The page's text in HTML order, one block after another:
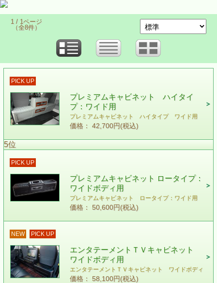
1 / 1ページ
（全8件）
PICK UP
プレミアムキャビネット ハイタイ
プ：ワイド用
プレミアムキャビネット ハイタイプ ワイド用
価格： 42,700円(税込)
5位
PICK UP
プレミアムキャビネット ロータイプ：
ワイドボディ用
プレミアムキャビネット ロータイプ：ワイド用
価格： 50,600円(税込)
NEW PICK UP
エンタテーメントＴＶキャビネット
ワイドボディ用
エンタテーメントＴＶキャビネット ワイドボディ
価格： 58,100円(税込)